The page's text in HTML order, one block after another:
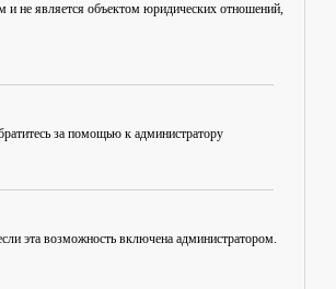
и не является объектом юридических отношений,
за помощью к администратору
эта возможность включена администратором.